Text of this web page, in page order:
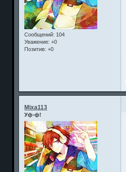
Сообщений: 104
Уважение: +0
Позитив: +0
Mixa113
Уф-ф!